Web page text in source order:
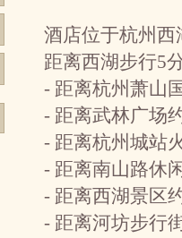
酒店位于杭州
距离西湖步行5
- 距离杭州萧山
- 距离武林广场
- 距离杭州城站
- 距离南山路休
- 距离西湖景区
- 距离河坊步行